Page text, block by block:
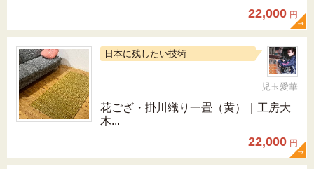
22,000 円
日本に残したい技術
児玉愛華
花ござ・掛川織り一畳（黄）｜工房大
木...
22,000 円